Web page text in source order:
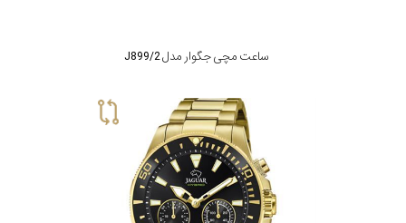
ساعت مچی جگوار مدل J899/2